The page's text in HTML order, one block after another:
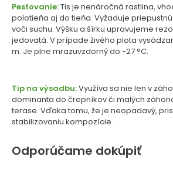
Pestovanie:Tis je nenáročná rastlina,
polotieňa aj do tieňa. Vyžaduje
voči suchu. Výšku a šírku upravujeme
jedovatá. V prípade živého plota
m. Je plne mrazuvzdorný do -27 °C.
Tip na výsadbu:Využíva sa nie len v
dominanta do črepníkov či malých
terase. Vďaka tomu, že je neopadavý,
stabilizovaniu kompozície.
Odporúčame dokúpiť